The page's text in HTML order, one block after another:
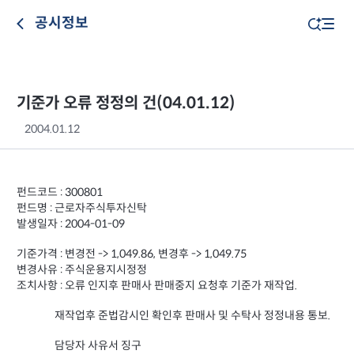
공시정보
기준가 오류 정정의 건(04.01.12)
2004.01.12
펀드코드 : 300801
펀드명 : 근로자주식투자신탁
발생일자 : 2004-01-09
기준가격 : 변경전 -> 1,049.86, 변경후 -> 1,049.75
변경사유 : 주식운용지시정정
조치사항 : 오류 인지후 판매사 판매중지 요청후 기준가 재작업.
재작업후 준법감시인 확인후 판매사 및 수탁사 정정내용 통보.
담당자 사유서 징구